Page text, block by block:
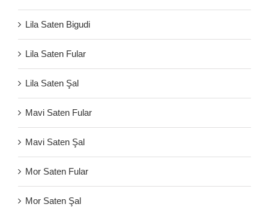
Lila Saten Bigudi
Lila Saten Fular
Lila Saten Şal
Mavi Saten Fular
Mavi Saten Şal
Mor Saten Fular
Mor Saten Şal